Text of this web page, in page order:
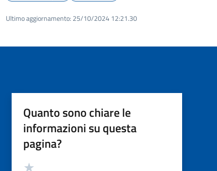
Ultimo aggiornamento: 25/10/2024 12:21.30
Quanto sono chiare le
informazioni su questa
pagina?
Valutazione